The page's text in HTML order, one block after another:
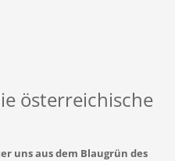
österreichische
uns aus dem Blaugrün des